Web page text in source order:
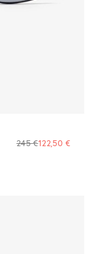
245 €122,50 €